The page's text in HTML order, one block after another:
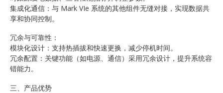
集成化通信：与 Mark VIe 系统的其他组件无缝对接，实现数据共
享和协同控制。
冗余与可靠性：
模块化设计：支持热插拔和快速更换，减少停机时间。
冗余配置：关键功能（如电源、通信）采用冗余设计，提升系统容
错能力。
三、产品优势